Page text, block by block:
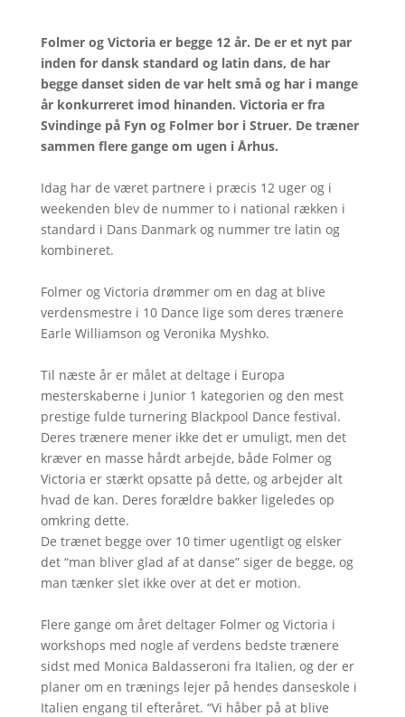
Folmer og Victoria er begge 12 år. De er et nyt par
inden for dansk standard og latin dans, de har
begge danset siden de var helt små og har i mange
år konkurreret imod hinanden. Victoria er fra
Svindinge på Fyn og Folmer bor i Struer. De træner
sammen flere gange om ugen i Århus.
Idag har de været partnere i præcis 12 uger og i
weekenden blev de nummer to i national rækken i
standard i Dans Danmark og nummer tre latin og
kombineret.
Folmer og Victoria drømmer om en dag at blive
verdensmestre i 10 Dance lige som deres trænere
Earle Williamson og Veronika Myshko.
Til næste år er målet at deltage i Europa
mesterskaberne i Junior 1 kategorien og den mest
prestige fulde turnering Blackpool Dance festival.
Deres trænere mener ikke det er umuligt, men det
kræver en masse hårdt arbejde, både Folmer og
Victoria er stærkt opsatte på dette, og arbejder alt
hvad de kan. Deres forældre bakker ligeledes op
omkring dette.
De trænet begge over 10 timer ugentligt og elsker
det “man bliver glad af at danse” siger de begge, og
man tænker slet ikke over at det er motion.
Flere gange om året deltager Folmer og Victoria i
workshops med nogle af verdens bedste trænere
sidst med Monica Baldasseroni fra Italien, og der er
planer om en trænings lejer på hendes danseskole i
Italien engang til efteråret. “Vi håber på at blive